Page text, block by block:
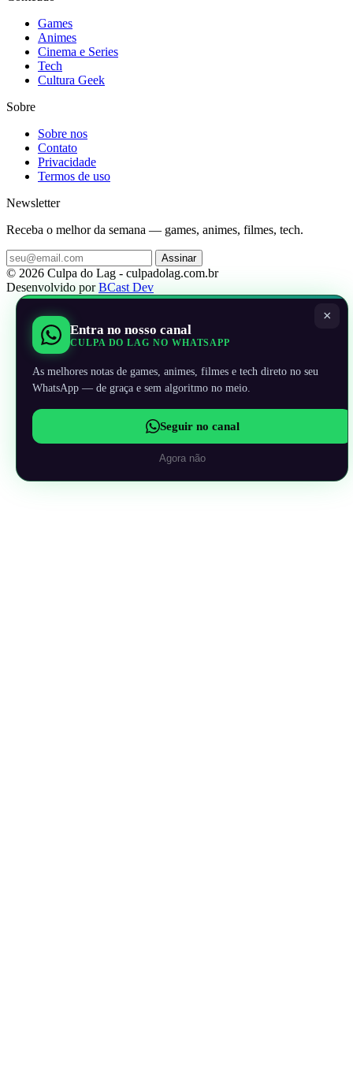
Games
Animes
Cinema e Series
Tech
Cultura Geek
Sobre
Sobre nos
Contato
Privacidade
Termos de uso
Newsletter
Receba o melhor da semana — games, animes, filmes, tech.
Assinar
© 2026 Culpa do Lag - culpadolag.com.br
Desenvolvido porBCast Dev
×
Entra no nosso canal
CULPA DO LAG NO WHATSAPP
As melhores notas de games, animes, filmes e tech direto no seu
WhatsApp — de graça e sem algoritmo no meio.
Seguir no canal
Agora não